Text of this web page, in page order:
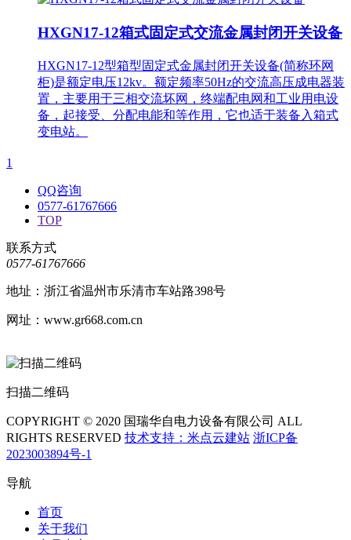
HXGN17-12箱式固定式交流金属封闭开关设备
HXGN17-12型箱型固定式金属封闭开关设备(简称环网
柜)是额定电压12kv。额定频率50Hz的交流高压成电器装
置，主要用于三相交流坏网，终端配电网和工业用电设
备，起接受、分配电能和等作用，它也适于装备入箱式
变电站。
1
QQ咨询
0577-61767666
TOP
联系方式
0577-61767666
地址：浙江省温州市乐清市车站路398号
网址：www.gr668.com.cn
扫描二维码
COPYRIGHT © 2020 国瑞华自电力设备有限公司 ALL
RIGHTS RESERVED 技术支持：米点云建站 浙ICP备
2023003894号-1
导航
首页
关于我们